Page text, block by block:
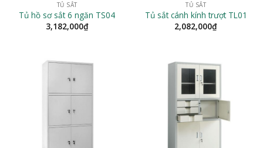
TỦ SẮT
Tủ hồ sơ sắt 6 ngăn TS04
3,182,000₫
TỦ SẮT
Tủ sắt cánh kính trượt TL01
2,082,000₫